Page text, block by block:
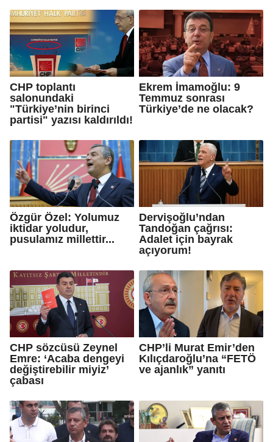
CHP toplantı
salonundaki
"Türkiye’nin birinci
partisi" yazısı kaldırıldı!
Ekrem İmamoğlu: 9
Temmuz sonrası
Türkiye’de ne olacak?
Özgür Özel: Yolumuz
iktidar yoludur,
pusulamız millettir...
Dervişoğlu’ndan
Tandoğan çağrısı:
Adalet için bayrak
açıyorum!
CHP sözcüsü Zeynel
Emre: ‘Acaba dengeyi
değiştirebilir miyiz’
çabası
CHP’li Murat Emir’den
Kılıçdaroğlu’na “FETÖ
ve ajanlık” yanıtı